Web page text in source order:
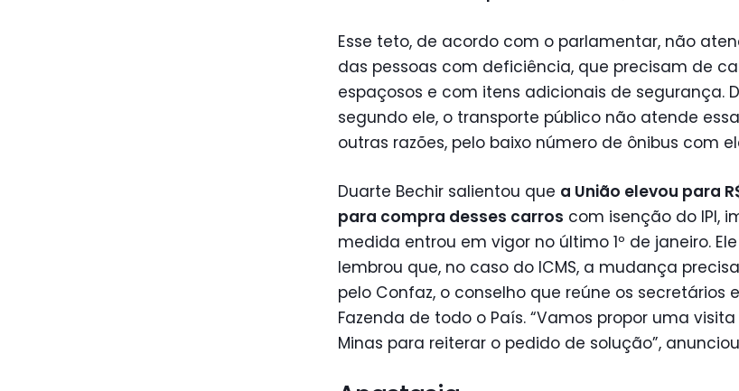
Esse teto, de acordo com o parlamentar, não
das pessoas com deficiência, que precisam de
espaçosos e com itens adicionais de segurança.
segundo ele, o transporte público não atende
outras razões, pelo baixo número de ônibus com
Duarte Bechir salientou que a União elevou para
para compra desses carros com isenção do IPI,
medida entrou em vigor no último 1º de janeiro.
lembrou que, no caso do ICMS, a mudança
pelo Confaz, o conselho que reúne os secretários
Fazenda de todo o País. “Vamos propor uma
Minas para reiterar o pedido de solução”,